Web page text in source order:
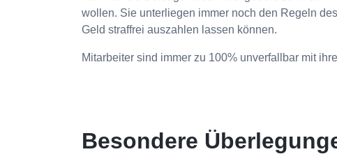
wollen. Sie unterliegen immer noch den Regeln
Geld straffrei auszahlen lassen können.
Mitarbeiter sind immer zu 100% unverfallbar mit
Besondere